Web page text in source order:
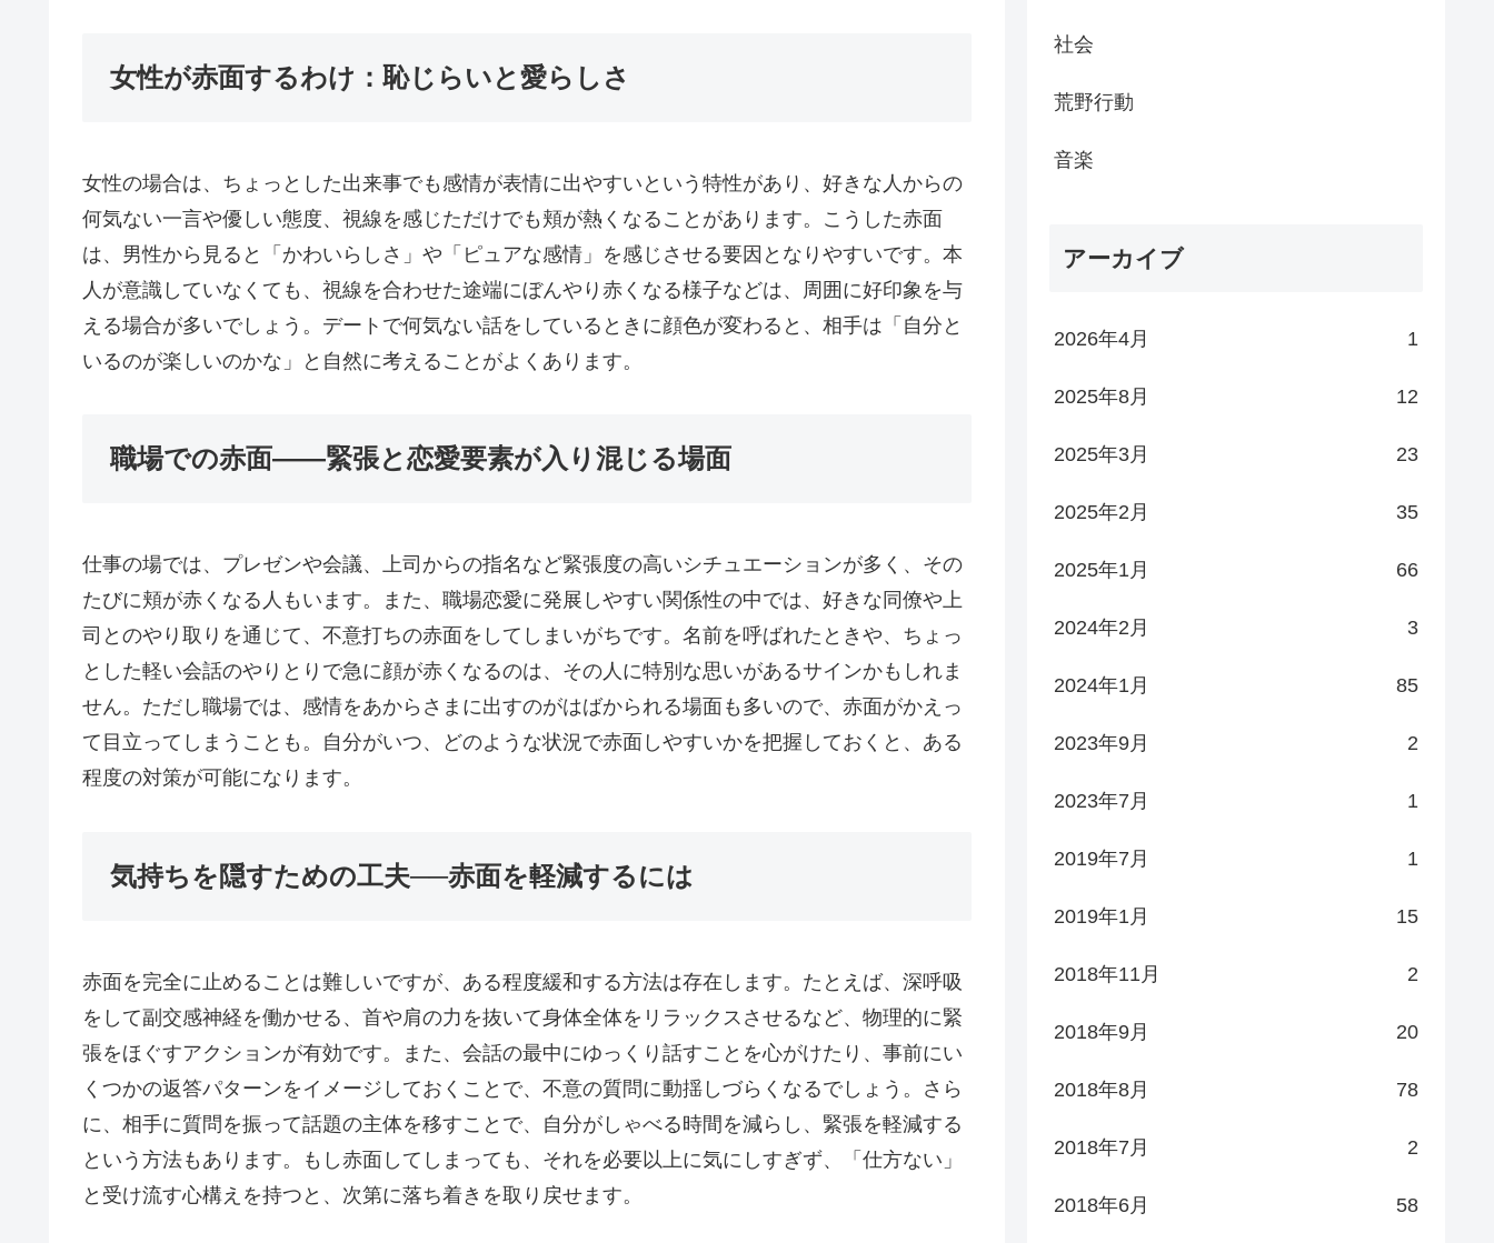
女性が赤面するわけ：恥じらいと愛らしさ
女性の場合は、ちょっとした出来事でも感情が表情に出やすいという特性があり、好きな人からの
何気ない一言や優しい態度、視線を感じただけでも頬が熱くなることがあります。こうした赤面
は、男性から見ると「かわいらしさ」や「ピュアな感情」を感じさせる要因となりやすいです。本
人が意識していなくても、視線を合わせた途端にぼんやり赤くなる様子などは、周囲に好印象を与
える場合が多いでしょう。デートで何気ない話をしているときに顔色が変わると、相手は「自分と
いるのが楽しいのかな」と自然に考えることがよくあります。
職場での赤面――緊張と恋愛要素が入り混じる場面
仕事の場では、プレゼンや会議、上司からの指名など緊張度の高いシチュエーションが多く、その
たびに頬が赤くなる人もいます。また、職場恋愛に発展しやすい関係性の中では、好きな同僚や上
司とのやり取りを通じて、不意打ちの赤面をしてしまいがちです。名前を呼ばれたときや、ちょっ
とした軽い会話のやりとりで急に顔が赤くなるのは、その人に特別な思いがあるサインかもしれま
せん。ただし職場では、感情をあからさまに出すのがはばかられる場面も多いので、赤面がかえっ
て目立ってしまうことも。自分がいつ、どのような状況で赤面しやすいかを把握しておくと、ある
程度の対策が可能になります。
気持ちを隠すための工夫──赤面を軽減するには
赤面を完全に止めることは難しいですが、ある程度緩和する方法は存在します。たとえば、深呼吸
をして副交感神経を働かせる、首や肩の力を抜いて身体全体をリラックスさせるなど、物理的に緊
張をほぐすアクションが有効です。また、会話の最中にゆっくり話すことを心がけたり、事前にい
くつかの返答パターンをイメージしておくことで、不意の質問に動揺しづらくなるでしょう。さら
に、相手に質問を振って話題の主体を移すことで、自分がしゃべる時間を減らし、緊張を軽減する
という方法もあります。もし赤面してしまっても、それを必要以上に気にしすぎず、「仕方ない」
と受け流す心構えを持つと、次第に落ち着きを取り戻せます。
社会
荒野行動
音楽
アーカイブ
2026年4月 1
2025年8月 12
2025年3月 23
2025年2月 35
2025年1月 66
2024年2月 3
2024年1月 85
2023年9月 2
2023年7月 1
2019年7月 1
2019年1月 15
2018年11月 2
2018年9月 20
2018年8月 78
2018年7月 2
2018年6月 58